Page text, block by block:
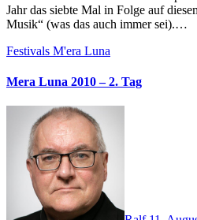
Jahr das siebte Mal in Folge auf
Musik“ (was das auch immer sei).…
Festivals M'era Luna
Mera Luna 2010 – 2. Tag